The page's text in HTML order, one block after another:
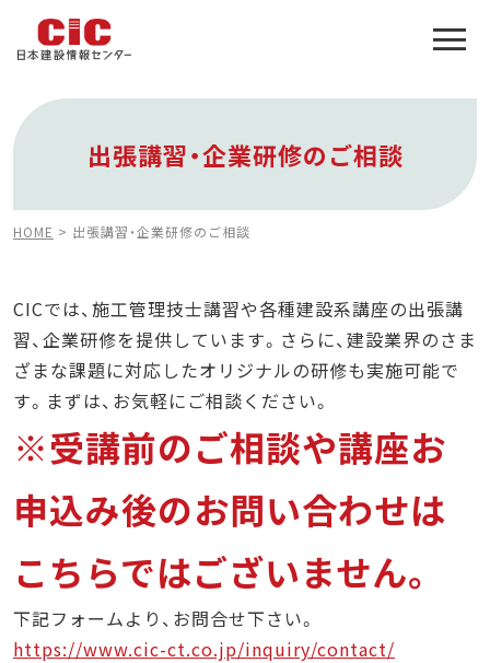
出張講習・企業研修のご相談
HOME > 出張講習・企業研修のご相談
CICでは、施工管理技士講習や各種建設系講座の出張講
習、企業研修を提供しています。さらに、建設業界のさま
ざまな課題に対応したオリジナルの研修も実施可能で
す。まずは、お気軽にご相談ください。
※受講前のご相談や講座お
申込み後のお問い合わせは
こちらではございません。
下記フォームより、お問合せ下さい。
https://www.cic-ct.co.jp/inquiry/contact/